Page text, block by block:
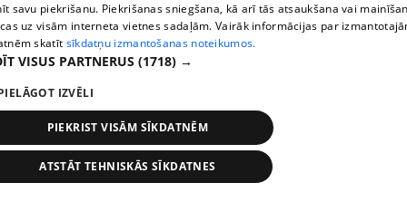
pirms 2 nedēļām, 6 dienām
Draudzene aicina pārvākties Magoni uz Kurzemes
savu piekrišanu. Piekrišanas sniegšana, kā arī tās atsaukšana vai
uz visām interneta vietnes sadaļām. Vairāk informācijas par
skatīt sīkdatņu izmantošanas noteikumos.
VISUS PARTNERUS (1718) →
IZVĒLI
PIEKRIST VISĀM SĪKDATNĒM
ATSTĀT TEHNISKĀS SĪKDATNES